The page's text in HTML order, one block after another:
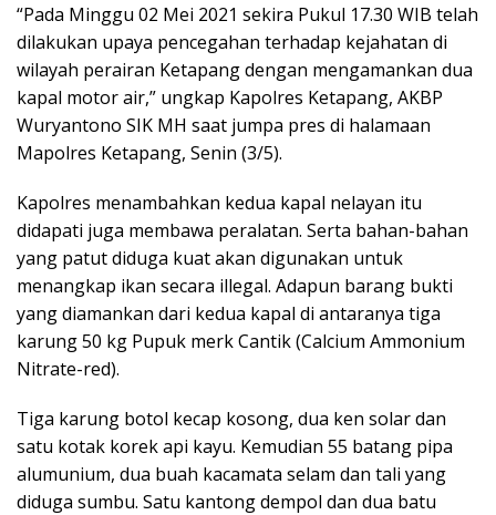
“Pada Minggu 02 Mei 2021 sekira Pukul 17.30 WIB telah
dilakukan upaya pencegahan terhadap kejahatan di
wilayah perairan Ketapang dengan mengamankan dua
kapal motor air,” ungkap Kapolres Ketapang, AKBP
Wuryantono SIK MH saat jumpa pres di halamaan
Mapolres Ketapang, Senin (3/5).
Kapolres menambahkan kedua kapal nelayan itu
didapati juga membawa peralatan. Serta bahan-bahan
yang patut diduga kuat akan digunakan untuk
menangkap ikan secara illegal. Adapun barang bukti
yang diamankan dari kedua kapal di antaranya tiga
karung 50 kg Pupuk merk Cantik (Calcium Ammonium
Nitrate-red).
Tiga karung botol kecap kosong, dua ken solar dan
satu kotak korek api kayu. Kemudian 55 batang pipa
alumunium, dua buah kacamata selam dan tali yang
diduga sumbu. Satu kantong dempol dan dua batu